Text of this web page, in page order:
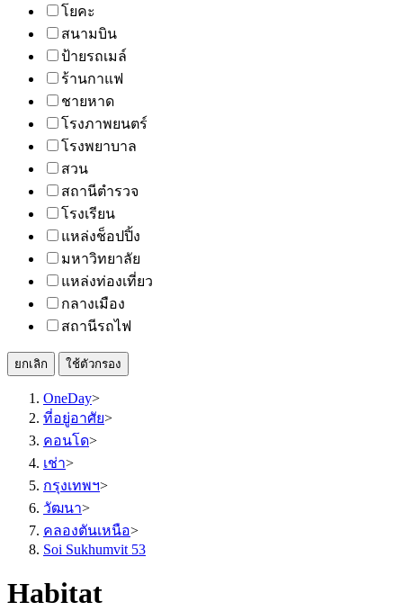
โยคะ
สนามบิน
ป้ายรถเมล์
ร้านกาแฟ
ชายหาด
โรงภาพยนตร์
โรงพยาบาล
สวน
สถานีตำรวจ
โรงเรียน
แหล่งช็อปปิ้ง
มหาวิทยาลัย
แหล่งท่องเที่ยว
กลางเมือง
สถานีรถไฟ
ยกเลิก ใช้ตัวกรอง
OneDay>
ที่อยู่อาศัย>
คอนโด>
เช่า>
กรุงเทพฯ>
วัฒนา>
คลองตันเหนือ>
Soi Sukhumvit 53
Habitat